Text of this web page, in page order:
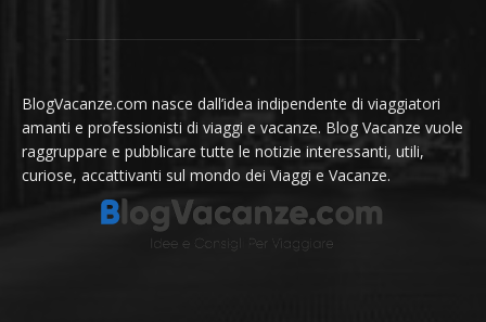
BlogVacanze.com nasce dall’idea indipendente di viaggiatori
amanti e professionisti di viaggi e vacanze. Blog Vacanze vuole
raggruppare e pubblicare tutte le notizie interessanti, utili,
curiose, accattivanti sul mondo dei Viaggi e Vacanze.